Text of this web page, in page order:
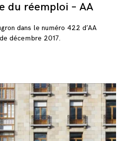
du réemploi – AA
dans le numéro 422 d’AA
décembre 2017.